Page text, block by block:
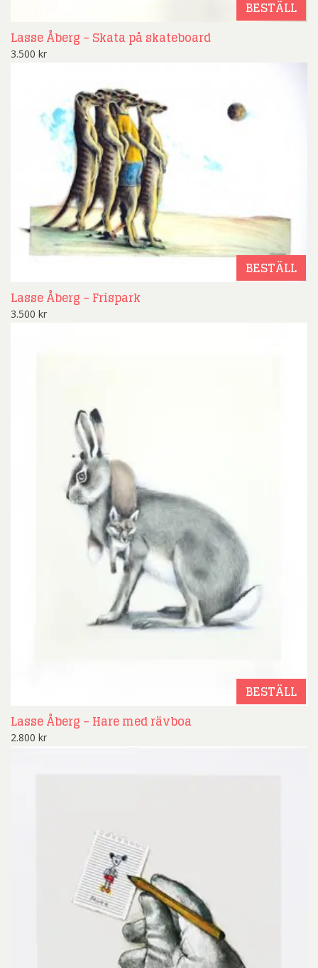
BESTÄLL
Lasse Åberg – Skata på skateboard
3.500 kr
BESTÄLL
Lasse Åberg – Frispark
3.500 kr
BESTÄLL
Lasse Åberg – Hare med rävboa
2.800 kr